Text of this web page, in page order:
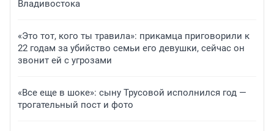
Владивостока
«Это тот, кого ты травила»: прикамца приговорили к
22 годам за убийство семьи его девушки, сейчас он
звонит ей с угрозами
«Все еще в шоке»: сыну Трусовой исполнился год —
трогательный пост и фото